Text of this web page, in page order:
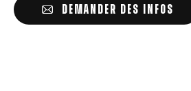
DEMANDER DES INFOS